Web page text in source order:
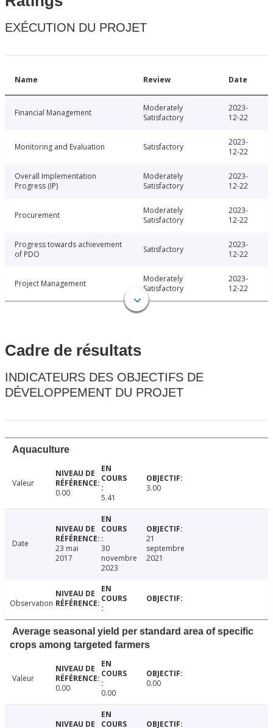
EXÉCUTION DU PROJET
Name Review Date
Financial Management
Moderately
Satisfactory
2023-
12-22
Monitoring and Evaluation Satisfactory
2023-
12-22
Overall Implementation
Progress (IP)
Moderately
Satisfactory
2023-
12-22
Procurement
Moderately
Satisfactory
2023-
12-22
Progress towards achievement
of PDO
Satisfactory
2023-
12-22
Project Management
Moderately
Satisfactory
2023-
12-22
Cadre de résultats
INDICATEURS DES OBJECTIFS DE
DÉVELOPPEMENT DU PROJET
Aquaculture
Valeur
0.00
5.41
3.00
Date
23 mai
2017
30
novembre
2023
21
septembre
2021
Observation
Average seasonal yield per standard area of specific
crops among targeted farmers
Valeur
0.00
0.00
0.00